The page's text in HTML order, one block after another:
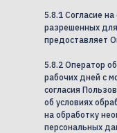
5.8.1 Согласие
разрешенных
предоставляет
5.8.2 Оператор
рабочих дней с
согласия
об условиях
на обработку
персональных